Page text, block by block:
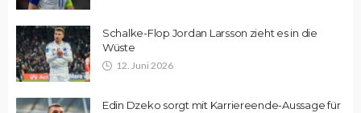
Schalke-Flop Jordan Larsson zieht es in die
Wüste
12. Juni 2026
Edin Dzeko sorgt mit Karriereende-Aussage für